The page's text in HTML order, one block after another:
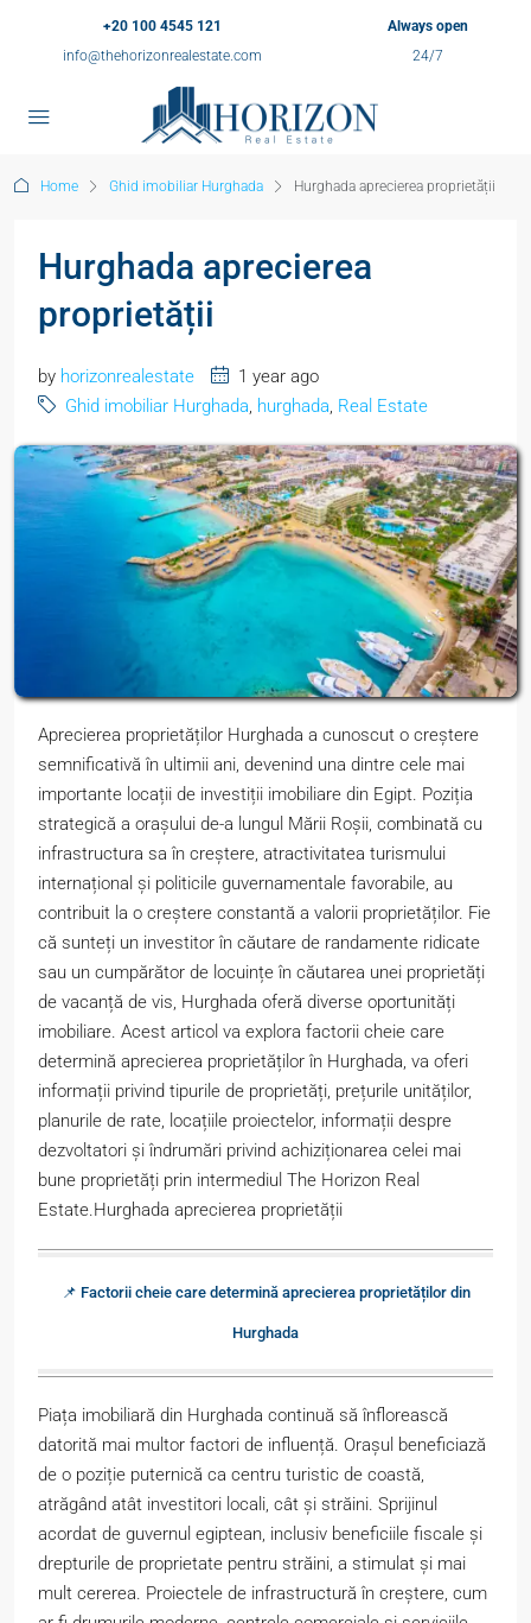
+20 100 4545 121
info@thehorizonrealestate.com
Always open
24/7
Home Ghid imobiliar Hurghada Hurghada aprecierea proprietății
Hurghada aprecierea
proprietății
by horizonrealestate
1 year ago
Ghid imobiliar Hurghada, hurghada, Real Estate
Aprecierea proprietăților Hurghada a cunoscut o creștere
semnificativă în ultimii ani, devenind una dintre cele mai
importante locații de investiții imobiliare din Egipt. Poziția
strategică a orașului de-a lungul Mării Roșii, combinată cu
infrastructura sa în creștere, atractivitatea turismului
internațional și politicile guvernamentale favorabile, au
contribuit la o creștere constantă a valorii proprietăților. Fie
că sunteți un investitor în căutare de randamente ridicate
sau un cumpărător de locuințe în căutarea unei proprietăți
de vacanță de vis, Hurghada oferă diverse oportunități
imobiliare. Acest articol va explora factorii cheie care
determină aprecierea proprietăților în Hurghada, va oferi
informații privind tipurile de proprietăți, prețurile unităților,
planurile de rate, locațiile proiectelor, informații despre
dezvoltatori și îndrumări privind achiziționarea celei mai
bune proprietăți prin intermediul The Horizon Real
Estate.Hurghada aprecierea proprietății
📌 Factorii cheie care determină aprecierea proprietăților din
Hurghada
Piața imobiliară din Hurghada continuă să înflorească
datorită mai multor factori de influență. Orașul beneficiază
de o poziție puternică ca centru turistic de coastă,
atrăgând atât investitori locali, cât și străini. Sprijinul
acordat de guvernul egiptean, inclusiv beneficiile fiscale și
drepturile de proprietate pentru străini, a stimulat și mai
mult cererea. Proiectele de infrastructură în creștere, cum